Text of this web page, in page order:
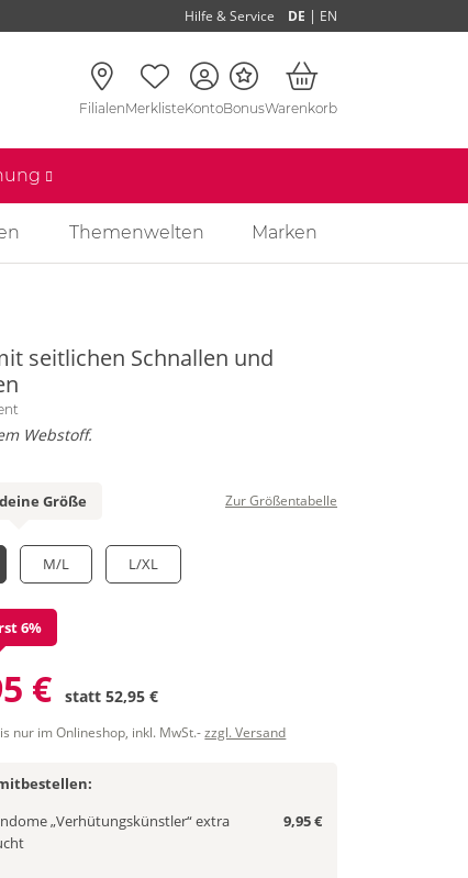
Hilfe & Service DE | EN
FilialenMerklisteKontoBonusWarenkorb
Themenwelten Marken
seitlichen Schnallen und
Webstoff.
Größe
M/L L/XL
Zur Größentabelle
6%
€ statt52,95 €
nur im Onlineshop, inkl. MwSt.-zzgl. Versand
„Verhütungskünstler“ extra
9,95 €